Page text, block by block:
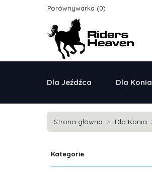
Porównywarka
Dla Jeźdźca Dla Konia
Strona główna Dla Konia
Kategorie